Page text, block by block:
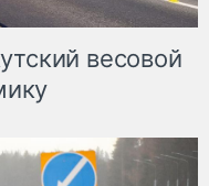
весовой